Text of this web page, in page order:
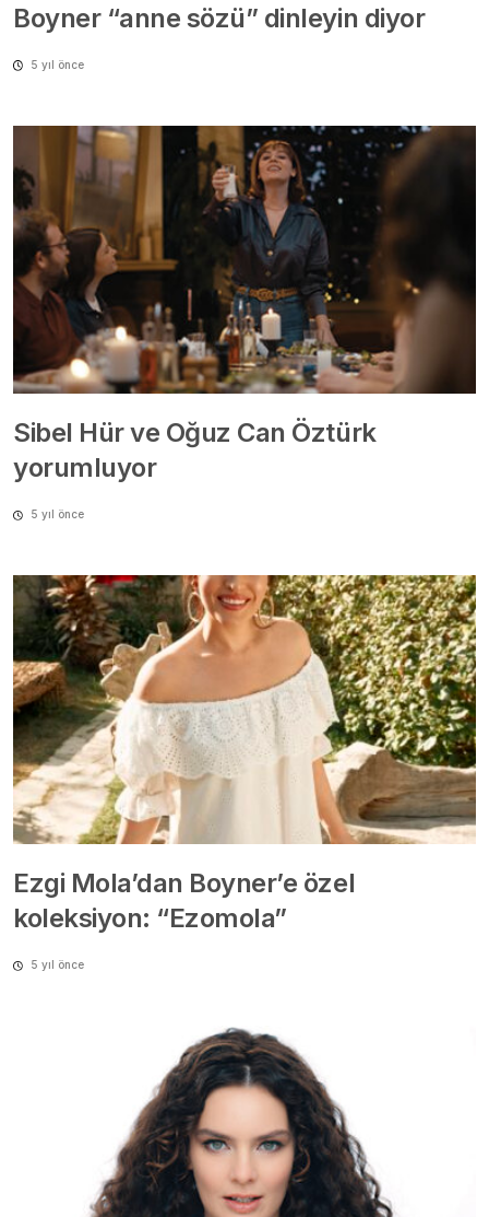
Boyner “anne sözü” dinleyin diyor
5 yıl önce
Sibel Hür ve Oğuz Can Öztürk
yorumluyor
5 yıl önce
Ezgi Mola’dan Boyner’e özel
koleksiyon: “Ezomola”
5 yıl önce